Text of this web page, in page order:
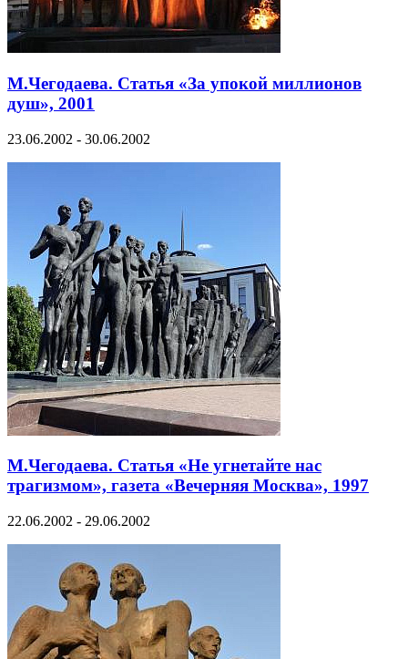
М.Чегодаева. Статья «За упокой миллионов
душ», 2001
23.06.2002 - 30.06.2002
М.Чегодаева. Статья «Не угнетайте нас
трагизмом», газета «Вечерняя Москва», 1997
22.06.2002 - 29.06.2002